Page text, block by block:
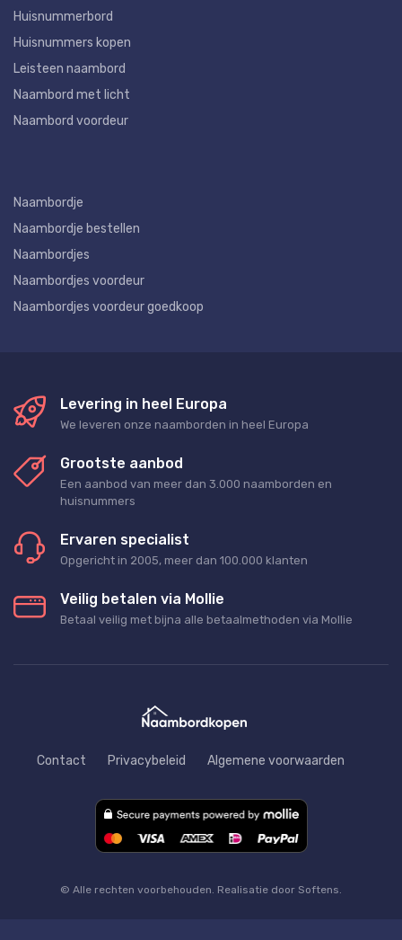
Huisnummerbord
Huisnummers kopen
Leisteen naambord
Naambord met licht
Naambord voordeur
Naambordje
Naambordje bestellen
Naambordjes
Naambordjes voordeur
Naambordjes voordeur goedkoop
Levering in heel Europa
We leveren onze naamborden in heel Europa
Grootste aanbod
Een aanbod van meer dan 3.000 naamborden en
huisnummers
Ervaren specialist
Opgericht in 2005, meer dan 100.000 klanten
Veilig betalen via Mollie
Betaal veilig met bijna alle betaalmethoden via Mollie
Contact Privacybeleid Algemene voorwaarden
© Alle rechten voorbehouden. Realisatie door Softens.